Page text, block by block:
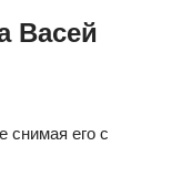
Васей
снимая его с